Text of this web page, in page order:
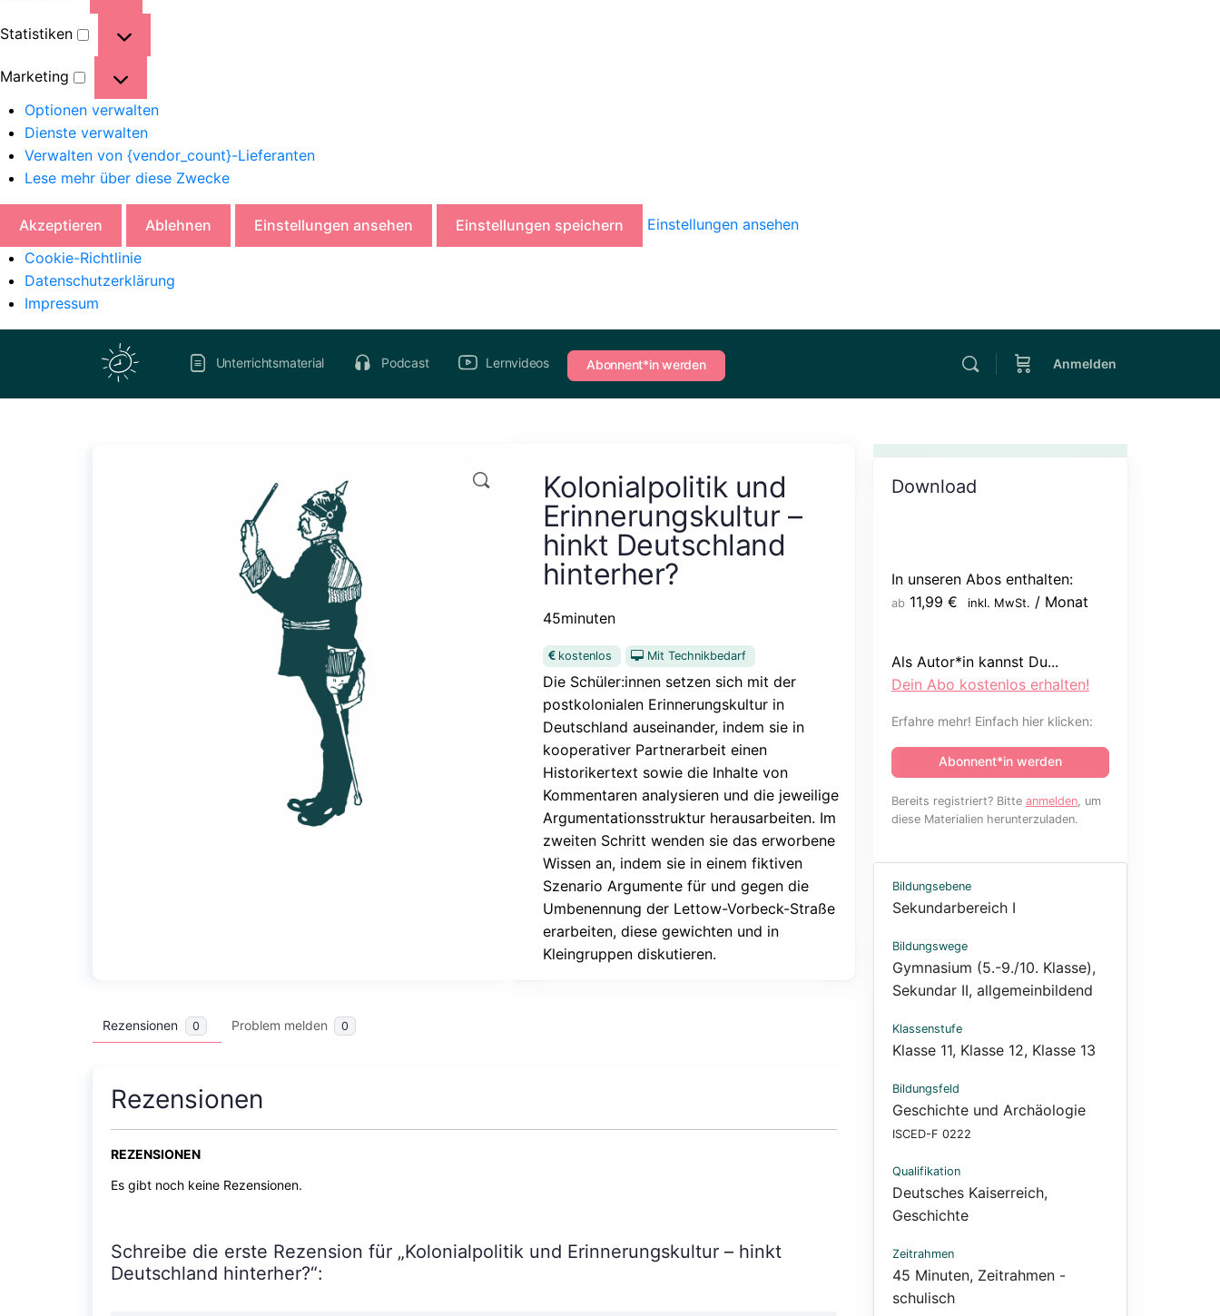
Statistiken
Marketing
Optionen verwalten
Dienste verwalten
Verwalten von {vendor_count}-Lieferanten
Lese mehr über diese Zwecke
Akzeptieren Ablehnen Einstellungen ansehen Einstellungen speichern
Einstellungen ansehen
Cookie-Richtlinie
Datenschutzerklärung
Impressum
Unterrichtsmaterial Podcast Lernvideos Abonnent*in werden Anmelden
Download
In unseren Abos enthalten:
ab 11,99 € inkl. MwSt. / Monat
Als Autor*in kannst Du...
Dein Abo kostenlos erhalten!
Erfahre mehr! Einfach hier klicken:
Abonnent*in werden
Bereits registriert? Bitte anmelden , um
diese Materialien herunterzuladen.
Bildungsebene
Sekundarbereich I
Bildungswege
Gymnasium (5.-9./10. Klasse),
Sekundar II, allgemeinbildend
Klassenstufe
Klasse 11, Klasse 12, Klasse 13
Bildungsfeld
Geschichte und Archäologie
ISCED-F 0222
Qualifikation
Deutsches Kaiserreich,
Geschichte
Zeitrahmen
45 Minuten, Zeitrahmen -
schulisch
Kolonialpolitik und
Erinnerungskultur –
hinkt Deutschland
hinterher?
45minuten
kostenlos Mit Technikbedarf
Die Schüler:innen setzen sich mit der
postkolonialen Erinnerungskultur in
Deutschland auseinander, indem sie in
kooperativer Partnerarbeit einen
Historikertext sowie die Inhalte von
Kommentaren analysieren und die jeweilige
Argumentationsstruktur herausarbeiten. Im
zweiten Schritt wenden sie das erworbene
Wissen an, indem sie in einem fiktiven
Szenario Argumente für und gegen die
Umbenennung der Lettow-Vorbeck-Straße
erarbeiten, diese gewichten und in
Kleingruppen diskutieren.
Rezensionen 0 Problem melden 0
Rezensionen
REZENSIONEN
Es gibt noch keine Rezensionen.
Schreibe die erste Rezension für „Kolonialpolitik und Erinnerungskultur – hinkt
Deutschland hinterher?“: